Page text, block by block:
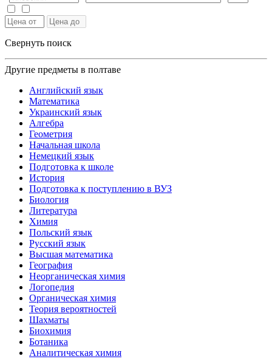
Свернуть поиск
Другие предметы в полтаве
Английский язык
Математика
Украинский язык
Алгебра
Геометрия
Начальная школа
Немецкий язык
Подготовка к школе
История
Подготовка к поступлению в ВУЗ
Биология
Литература
Химия
Польский язык
Русский язык
Высшая математика
География
Неорганическая химия
Логопедия
Органическая химия
Теория вероятностей
Шахматы
Биохимия
Ботаника
Аналитическая химия